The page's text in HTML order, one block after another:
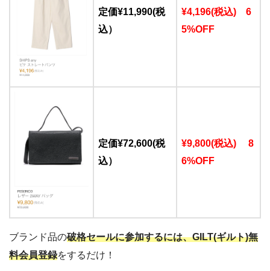
定価¥11,990(税
込）
¥4,196(税込) 6
5%OFF
定価¥72,600(税
込）
¥9,800(税込) 8
6%OFF
ブランド品の破格セールに参加するには、GILT(ギルト)無
料会員登録をするだけ！